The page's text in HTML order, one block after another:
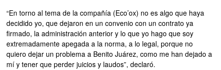
“En torno al tema de la compañía (Eco’ox) no es algo que haya
decidido yo, que dejaron en un convenio con un contrato ya
firmado, la administración anterior y lo que yo hago que soy
extremadamente apegada a la norma, a lo legal, porque no
quiero dejar un problema a Benito Juárez, como me han dejado a
mí y tener que perder juicios y laudos”, declaró.